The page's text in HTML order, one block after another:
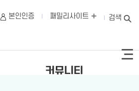
커뮤니티
본인인증 패밀리사이트 검색